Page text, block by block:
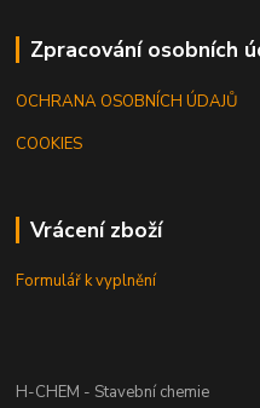
Zpracování osobních
OCHRANA OSOBNÍCH ÚDAJŮ
COOKIES
Vrácení zboží
Formulář k vyplnění
H-CHEM - Stavební chemie